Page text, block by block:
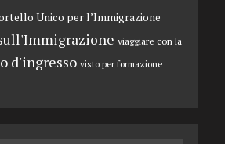
Unico per l’Immigrazione
viaggiare con la
d'ingresso visto per formazione